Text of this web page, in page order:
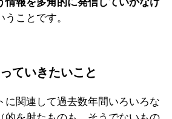
うことです。
ていきたいこと
に関連して過去数年間いろいろな